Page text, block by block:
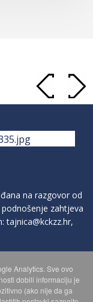
na razgovor od
zahtjeva
tajnica@kckzz.hr,
PODATAKA
Analytics. Sve ovo
dobili informaciju je
(ako nije da ga